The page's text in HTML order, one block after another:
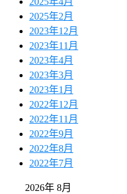
2025年2月
2023年12月
2023年11月
2023年4月
2023年3月
2023年1月
2022年12月
2022年11月
2022年9月
2022年8月
2022年7月
2026年 8月